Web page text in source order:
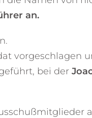
an.
vorgeschlagen
bei der